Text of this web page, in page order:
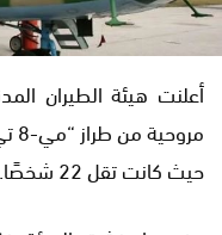
أعلنت هيئة الطيران
حيث كانت تقل 22 شخصًا.